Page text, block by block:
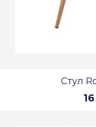
Стул